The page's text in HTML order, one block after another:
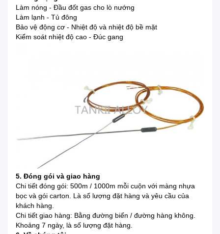
Làm nóng - Đầu đốt gas cho lò nướng
Làm lạnh - Tủ đông
Bảo vệ động cơ - Nhiệt độ và nhiệt độ bề mặt
Kiểm soát nhiệt độ cao - Đúc gang
5. Đóng gói và giao hàng
Chi tiết đóng gói: 500m / 1000m mỗi cuộn với màng nhựa
bọc và gói carton. Là số lượng đặt hàng và yêu cầu của
khách hàng.
Chi tiết giao hàng: Bằng đường biển / đường hàng không.
Khoảng 7 ngày, là số lượng đặt hàng.